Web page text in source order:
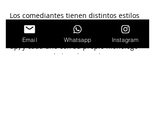
Los comediantes tienen distintos estilos
además de ser los profesores de Stand
Up en Paseo la Plaza (la cuna del stand
up) y cada uno con su propio monólogo
tocan temas de la vida cotidiana con un
Email Whatsapp Instagram